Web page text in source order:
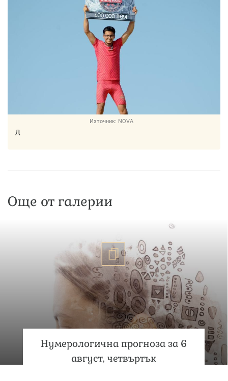
Източник: NOVA
д
Още от галерии
Нумерологична прогноза за 6
август, четвъртък